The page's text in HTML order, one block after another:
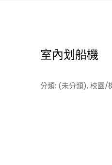
室內划船機
分類: (未分類),校園/